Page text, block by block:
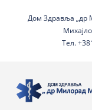
Дом Здравља „др
Тел.